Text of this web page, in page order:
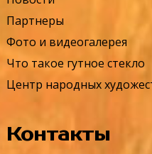
Партнеры
Фото и видеогалерея
Что такое гутное стекло
Центр народных
Контакты